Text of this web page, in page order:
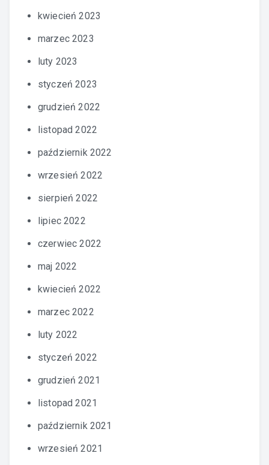
kwiecień 2023
marzec 2023
luty 2023
styczeń 2023
grudzień 2022
listopad 2022
październik 2022
wrzesień 2022
sierpień 2022
lipiec 2022
czerwiec 2022
maj 2022
kwiecień 2022
marzec 2022
luty 2022
styczeń 2022
grudzień 2021
listopad 2021
październik 2021
wrzesień 2021